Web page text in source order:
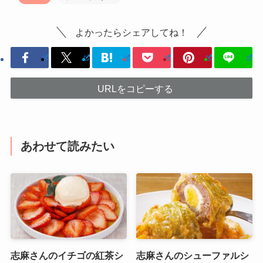
よかったらシェアしてね！
URLをコピーする
あわせて読みたい
志麻さんのイチゴの紅茶シ
志麻さんのシューファルシ